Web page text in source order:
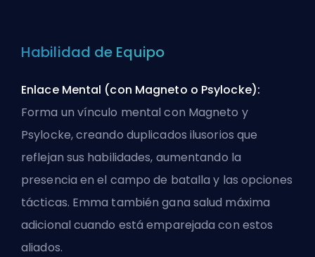
Habilidad de Equipo
Enlace Mental (con Magneto o Psylocke):
Forma un vínculo mental con Magneto y
Psylocke, creando duplicados ilusorios que
reflejan sus habilidades, aumentando la
presencia en el campo de batalla y las opciones
tácticas. Emma también gana salud máxima
adicional cuando está emparejada con estos
aliados.